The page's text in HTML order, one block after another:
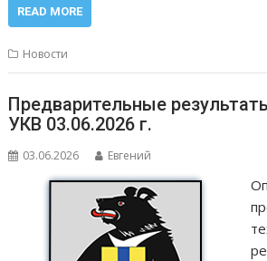
READ MORE
Новости
Предварительные
УКВ 03.06.2026 г.
03.06.2026 Евгений